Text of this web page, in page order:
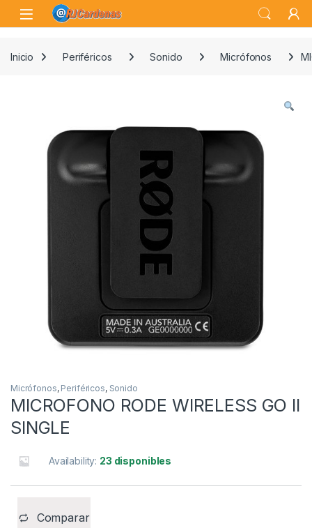
Skip to navigation
Skip to content
Open
Inicio Periféricos Sonido Micrófonos
Micrófonos, Periféricos, Sonido
MICROFONO RODE WIRELESS GO II
SINGLE
Availability: 23 disponibles
Comparar